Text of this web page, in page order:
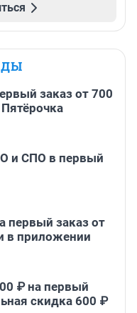
заказ от 700
и СПО в первый
первый заказ от
в приложении
₽ на первый
скидка 600 ₽